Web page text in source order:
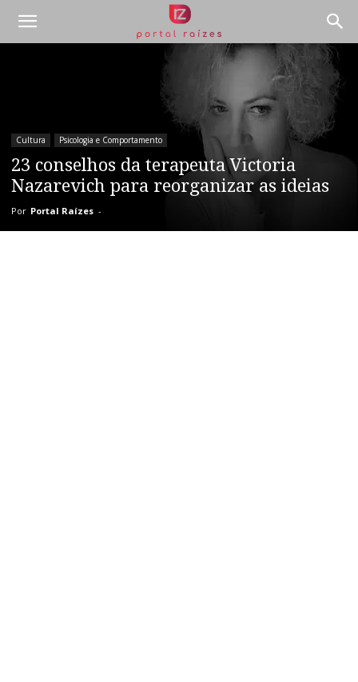
Cultura Psicologia e Comportamento
23 conselhos da terapeuta Victoria
Nazarevich para reorganizar as ideias
Por Portal Raízes -